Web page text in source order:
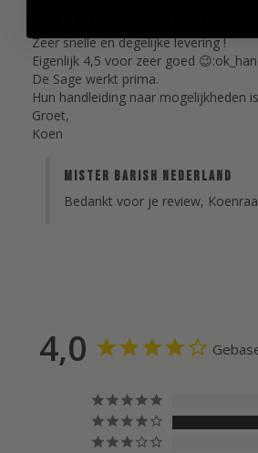
Zeer snelle en degelijke levering !
Eigenlijk 4,5 voor zeer goed
De Sage werkt prima.
Hun handleiding naar mogelijkheden
Groet,
Koen
Mister Barish Nederland
Bedankt voor je review,
4,0